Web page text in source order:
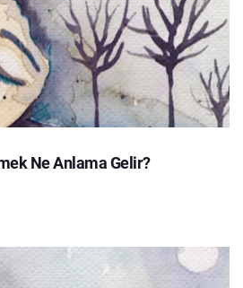
Ne Anlama Gelir?